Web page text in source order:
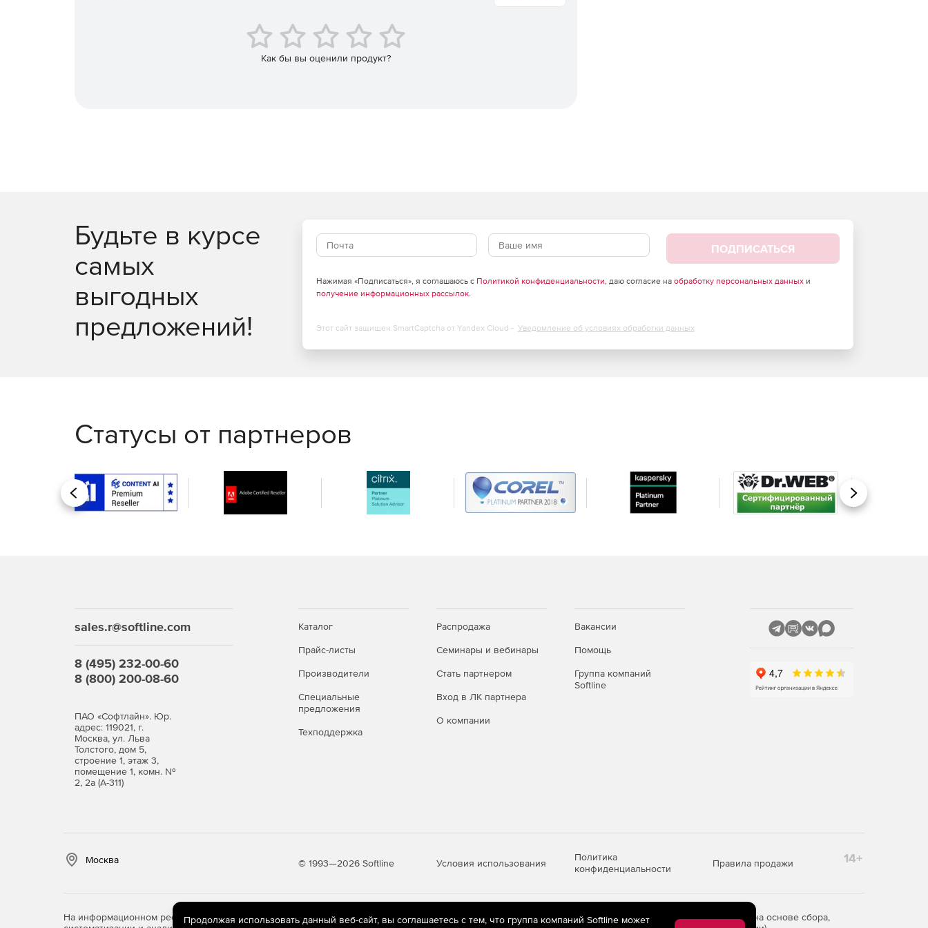
Как бы вы оценили продукт?
Будьте в курсе
самых
выгодных
предложений!
ПОДПИСАТЬСЯ
Нажимая «Подписаться», я соглашаюсь с Политикой конфиденциальности, даю согласие на обработку персональных данныхи
получение информационных рассылок.
Этот сайт защищен SmartCaptcha от Yandex Cloud - Уведомление об условиях обработки данных
Статусы от партнеров
Назад Вперед
sales.r@softline.com
8 (495) 232-00-60
8 (800) 200-08-60
ПАО «Софтлайн». Юр.
адрес: 119021, г.
Москва, ул. Льва
Толстого, дом 5,
строение 1, этаж 3,
помещение 1, комн. №
2, 2а (А-311)
Каталог
Прайс-листы
Производители
Специальные
предложения
Техподдержка
Распродажа
Семинары и вебинары
Стать партнером
Вход в ЛК партнера
О компании
Вакансии
Помощь
Группа компаний
Softline
Москва © 1993—2026 Softline Условия использования
Политика
конфиденциальности
Правила продажи 14+
На информационном ресурсе store.softline.ru применяютсярекомендательные технологии(информационные технологии предоставления информации на основе сбора,
Продолжая использовать данный веб-сайт, вы соглашаетесь с тем, что группа компаний Softline может